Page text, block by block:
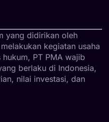
yang didirikan oleh
kegiatan usaha
PT PMA wajib
berlaku di Indonesia,
nilai investasi, dan